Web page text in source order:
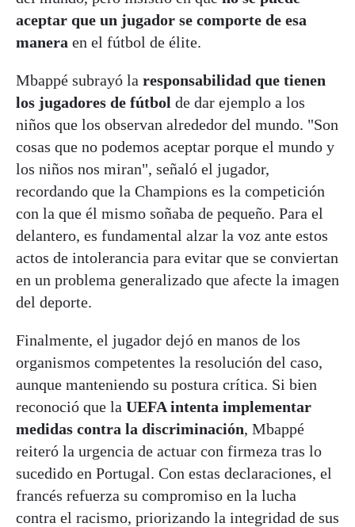
aceptar que un jugador se comporte de esa
manera en el fútbol de élite.
Mbappé subrayó la responsabilidad que tienen
los jugadores de fútbol de dar ejemplo a los
niños que los observan alrededor del mundo. "Son
cosas que no podemos aceptar porque el mundo y
los niños nos miran", señaló el jugador,
recordando que la Champions es la competición
con la que él mismo soñaba de pequeño. Para el
delantero, es fundamental alzar la voz ante estos
actos de intolerancia para evitar que se conviertan
en un problema generalizado que afecte la imagen
del deporte.
Finalmente, el jugador dejó en manos de los
organismos competentes la resolución del caso,
aunque manteniendo su postura crítica. Si bien
reconoció que la UEFA intenta implementar
medidas contra la discriminación, Mbappé
reiteró la urgencia de actuar con firmeza tras lo
sucedido en Portugal. Con estas declaraciones, el
francés refuerza su compromiso en la lucha
contra el racismo, priorizando la integridad de sus